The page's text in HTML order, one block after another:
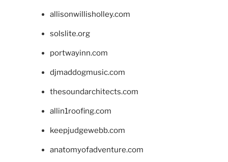
allisonwillisholley.com
solslite.org
portwayinn.com
djmaddogmusic.com
thesoundarchitects.com
allin1roofing.com
keepjudgewebb.com
anatomyofadventure.com